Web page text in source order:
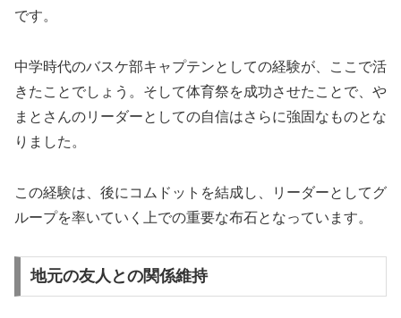
です。
中学時代のバスケ部キャプテンとしての経験が、ここで活
きたことでしょう。そして体育祭を成功させたことで、や
まとさんのリーダーとしての自信はさらに強固なものとな
りました。
この経験は、後にコムドットを結成し、リーダーとしてグ
ループを率いていく上での重要な布石となっています。
地元の友人との関係維持